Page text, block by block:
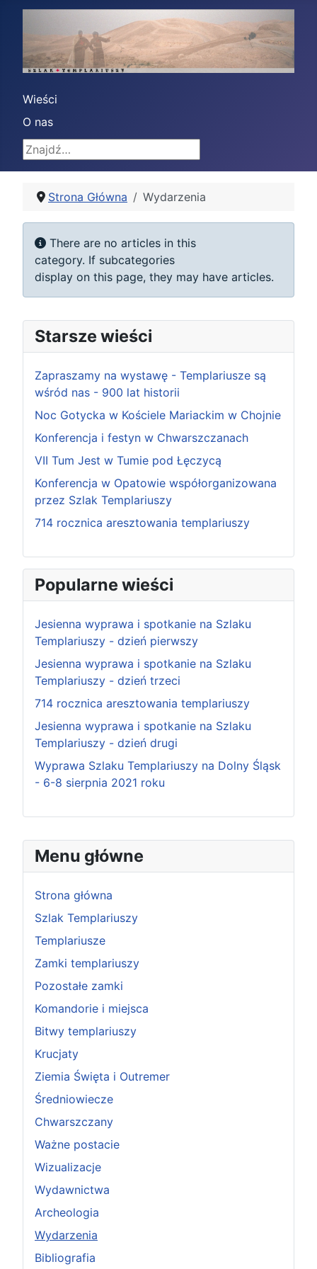
Wieści
O nas
Znajdź
Menu główne
Strona główna
Szlak Templariuszy
Templariusze
Zamki templariuszy
Pozostałe zamki
Komandorie i miejsca
Bitwy templariuszy
Krucjaty
Ziemia Święta i Outremer
Średniowiecze
Chwarszczany
Ważne postacie
Wizualizacje
Wydawnictwa
Archeologia
Wydarzenia
Bibliografia
Strona Główna Wydarzenia
Info
There are no articles in this
category. If subcategories
display on this page, they may have articles.
Starsze wieści
Zapraszamy na wystawę - Templariusze są
wśród nas - 900 lat historii
Noc Gotycka w Kościele Mariackim w Chojnie
Konferencja i festyn w Chwarszczanach
VII Tum Jest w Tumie pod Łęczycą
Konferencja w Opatowie współorganizowana
przez Szlak Templariuszy
714 rocznica aresztowania templariuszy
Popularne wieści
Jesienna wyprawa i spotkanie na Szlaku
Templariuszy - dzień pierwszy
Jesienna wyprawa i spotkanie na Szlaku
Templariuszy - dzień trzeci
714 rocznica aresztowania templariuszy
Jesienna wyprawa i spotkanie na Szlaku
Templariuszy - dzień drugi
Wyprawa Szlaku Templariuszy na Dolny Śląsk
- 6-8 sierpnia 2021 roku